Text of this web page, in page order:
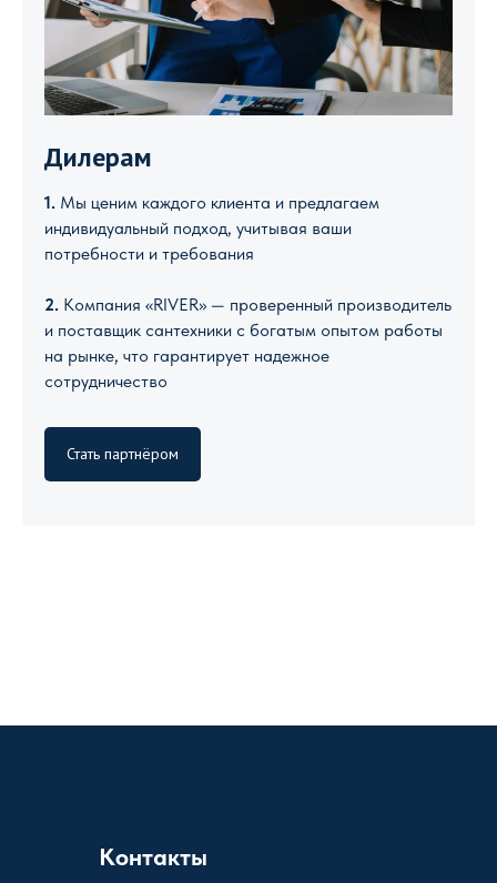
Дилерам
1. Мы ценим каждого клиента и предлагаем
индивидуальный подход, учитывая ваши
потребности и требования
2. Компания «RIVER» — проверенный производитель
и поставщик сантехники с богатым опытом работы
на рынке, что гарантирует надежное
сотрудничество
Стать партнёром
Контакты